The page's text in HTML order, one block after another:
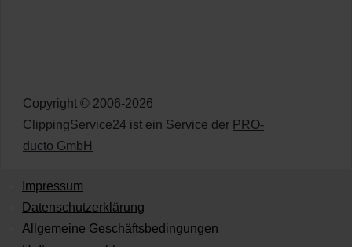
Copyright © 2006-2026
ClippingService24 ist ein Service der PRO-
ducto GmbH
Impressum
Datenschutzerklärung
Allgemeine Geschäftsbedingungen